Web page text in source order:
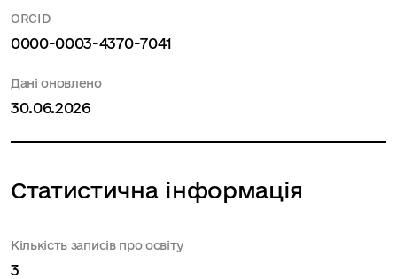
ORCID
0000-0003-4370-7041
Дані оновлено
30.06.2026
Статистична інформація
Кількість записів про освіту
3